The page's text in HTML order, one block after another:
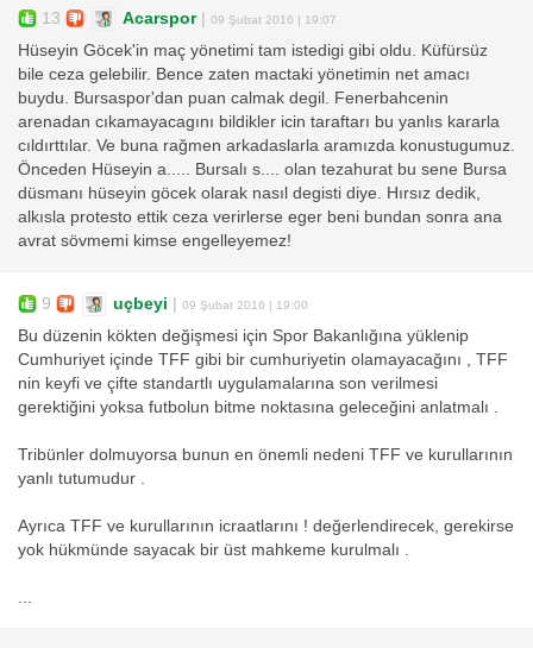
13 Acarspor| 09 Şubat 2016 | 19:07
Hüseyin Göcek'in maç yönetimi tam istedigi gibi oldu. Küfürsüz
bile ceza gelebilir. Bence zaten mactaki yönetimin net amacı
buydu. Bursaspor'dan puan calmak degil. Fenerbahcenin
arenadan cıkamayacagını bildikler icin taraftarı bu yanlıs kararla
cıldırttılar. Ve buna rağmen arkadaslarla aramızda konustugumuz.
Önceden Hüseyin a..... Bursalı s.... olan tezahurat bu sene Bursa
düsmanı hüseyin göcek olarak nasıl degisti diye. Hırsız dedik,
alkısla protesto ettik ceza verirlerse eger beni bundan sonra ana
avrat sövmemi kimse engelleyemez!
9 uçbeyi 09 Şubat 2016 | 19:00
Bu düzenin kökten değişmesi için Spor Bakanlığına yüklenip
Cumhuriyet içinde TFF gibi bir cumhuriyetin olamayacağını , TFF
nin keyfi ve çifte standartlı uygulamalarına son verilmesi
gerektiğini yoksa futbolun bitme noktasına geleceğini anlatmalı .
Tribünler dolmuyorsa bunun en önemli nedeni TFF ve kurullarının
yanlı tutumudur .
Ayrıca TFF ve kurullarının icraatlarını ! değerlendirecek, gerekirse
yok hükmünde sayacak bir üst mahkeme kurulmalı .
...